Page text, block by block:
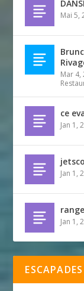
Mai 5,
Mar 4,
ce
Jan 1,
Jan 1,
Jan 1,
ESCAPADES